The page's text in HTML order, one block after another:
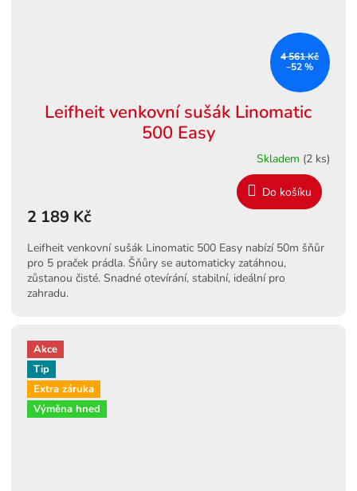
4 561 Kč
–52 %
Leifheit venkovní sušák Linomatic
500 Easy
Skladem (2 ks)
2 189 Kč
Do košíku
Leifheit venkovní sušák Linomatic 500 Easy nabízí 50m šňůr
pro 5 praček prádla. Šňůry se automaticky zatáhnou,
zůstanou čisté. Snadné otevírání, stabilní, ideální pro
zahradu.
Akce
Tip
Extra záruka
Výměna hned